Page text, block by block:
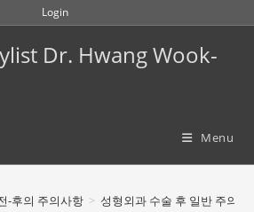
Login
Dr. Hwang Wook-
Menu
-후의 주의사항 > 성형외과 수술 후 일반 주의사